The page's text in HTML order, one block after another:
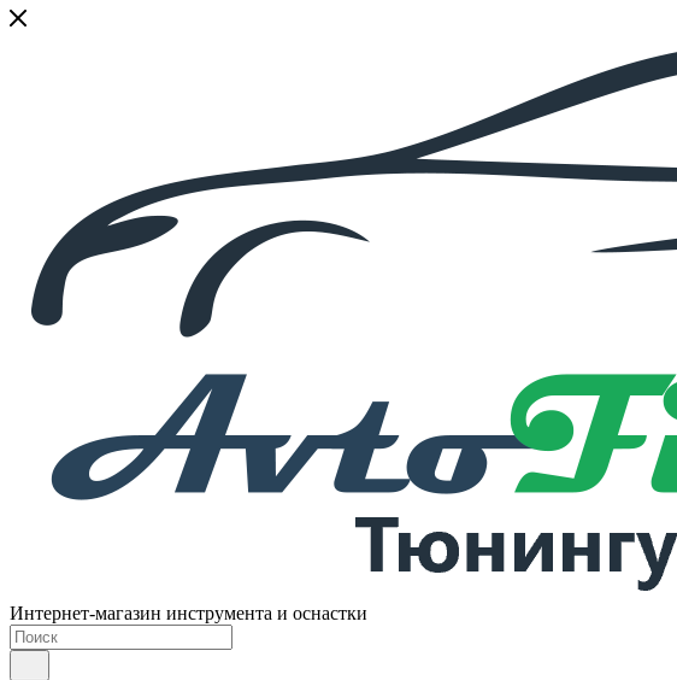
Интернет-магазин инструмента и оснастки